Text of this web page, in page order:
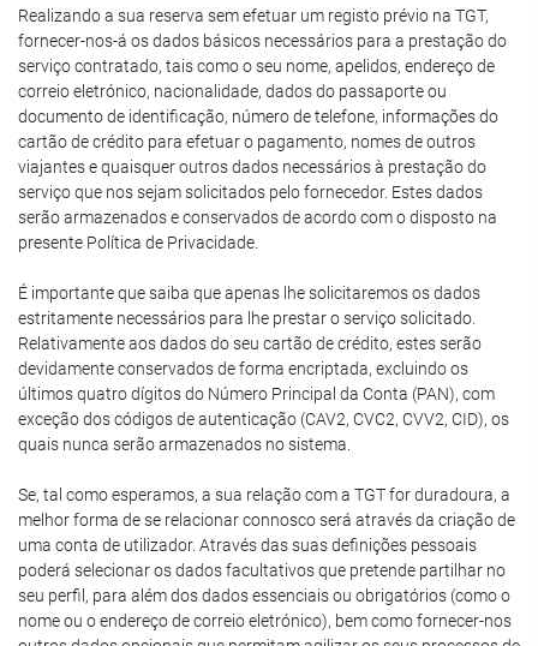
Realizando a sua reserva sem efetuar um registo prévio na TGT,
fornecer-nos-á os dados básicos necessários para a prestação do
serviço contratado, tais como o seu nome, apelidos, endereço de
correio eletrónico, nacionalidade, dados do passaporte ou
documento de identificação, número de telefone, informações do
cartão de crédito para efetuar o pagamento, nomes de outros
viajantes e quaisquer outros dados necessários à prestação do
serviço que nos sejam solicitados pelo fornecedor. Estes dados
serão armazenados e conservados de acordo com o disposto na
presente Política de Privacidade.
É importante que saiba que apenas lhe solicitaremos os dados
estritamente necessários para lhe prestar o serviço solicitado.
Relativamente aos dados do seu cartão de crédito, estes serão
devidamente conservados de forma encriptada, excluindo os
últimos quatro dígitos do Número Principal da Conta (PAN), com
exceção dos códigos de autenticação (CAV2, CVC2, CVV2, CID), os
quais nunca serão armazenados no sistema.
Se, tal como esperamos, a sua relação com a TGT for duradoura, a
melhor forma de se relacionar connosco será através da criação de
uma conta de utilizador. Através das suas definições pessoais
poderá selecionar os dados facultativos que pretende partilhar no
seu perfil, para além dos dados essenciais ou obrigatórios (como o
nome ou o endereço de correio eletrónico), bem como fornecer-nos